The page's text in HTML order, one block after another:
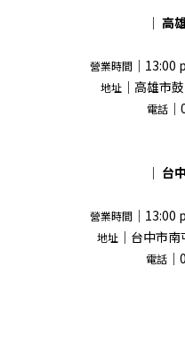
｜ 高
營業時間｜13:00
地址 ｜高雄市
電話｜
｜ 台
營業時間｜13:00
地址 ｜台中市
電話｜